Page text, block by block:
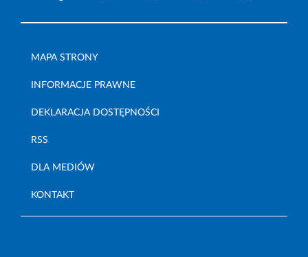
MAPA STRONY
INFORMACJE PRAWNE
DEKLARACJA DOSTĘPNOŚCI
RSS
DLA MEDIÓW
KONTAKT